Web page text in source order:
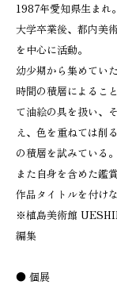
1987年愛知県生まれ
大学卒業後、都内美
を中心に活動。
幼少期から集めてい
時間の積層によるこ
て油絵の具を扱い、
え、色を重ねては削
の積層を試みている。
また自身を含めた鑑
作品タイトルを付け
※植島美術館
編集
● 個展